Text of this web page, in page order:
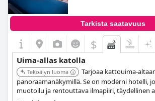
Tarkista saatavuus
$
Uima-allas katolla
Tekoälyn luoma
Tarjoaa kattouima-
panoraamanäkymillä. Se on moderni hotelli,
muotoilu ja rentouttava ilmapiiri, täydellinen